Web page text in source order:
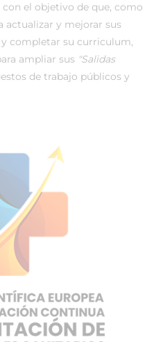
con el objetivo de que, como
actualizar y mejorar sus
completar su curriculum,
ampliar sus "Salidas
de trabajo públicos y